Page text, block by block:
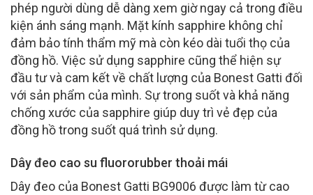
phép người dùng dễ dàng xem giờ ngay cả trong điều
kiện ánh sáng mạnh. Mặt kính sapphire không chỉ
đảm bảo tính thẩm mỹ mà còn kéo dài tuổi thọ của
đồng hồ. Việc sử dụng sapphire cũng thể hiện sự
đầu tư và cam kết về chất lượng của Bonest Gatti đối
với sản phẩm của mình. Sự trong suốt và khả năng
chống xước của sapphire giúp duy trì vẻ đẹp của
đồng hồ trong suốt quá trình sử dụng.
Dây đeo cao su fluororubber thoải mái
Dây đeo của Bonest Gatti BG9006 được làm từ cao